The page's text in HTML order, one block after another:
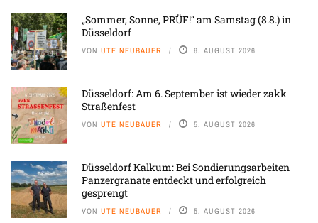
„Sommer, Sonne, PRÜF!“ am Samstag (8.8.) in
Düsseldorf
VON UTE NEUBAUER 6. AUGUST 2026
Düsseldorf: Am 6. September ist wieder zakk
Straßenfest
VON UTE NEUBAUER 5. AUGUST 2026
Düsseldorf Kalkum: Bei Sondierungsarbeiten
Panzergranate entdeckt und erfolgreich
gesprengt
VON UTE NEUBAUER 5. AUGUST 2026